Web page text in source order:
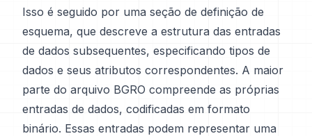
Isso é seguido por uma seção de definição de
esquema, que descreve a estrutura das entradas
de dados subsequentes, especificando tipos de
dados e seus atributos correspondentes. A maior
parte do arquivo BGRO compreende as próprias
entradas de dados, codificadas em formato
binário. Essas entradas podem representar uma